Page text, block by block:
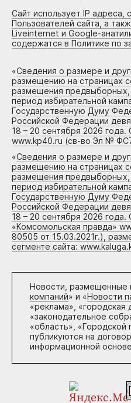
Сайт использует IP адреса,
Пользователей сайта, а
Liveinternet и Google-
содержатся в Политике по
«Сведения о размере и
размещению на страницах
размещения предвыборных,
период избирательной
Государственную Думу
Российской Федерации
18 – 20 сентября 2026
www.kp40.ru (св-во Эл №
«Сведения о размере и
размещению на страницах
размещения предвыборных,
период избирательной
Государственную Думу
Российской Федерации
18 – 20 сентября 2026
«Комсомольская правда»
80505 от 15.03.2021г.),
сегменте сайта:
Новости, размещенные
компаний» и «Новости
«реклама», «городская
«законодательное
«область», «Городской
публикуются на
информационной